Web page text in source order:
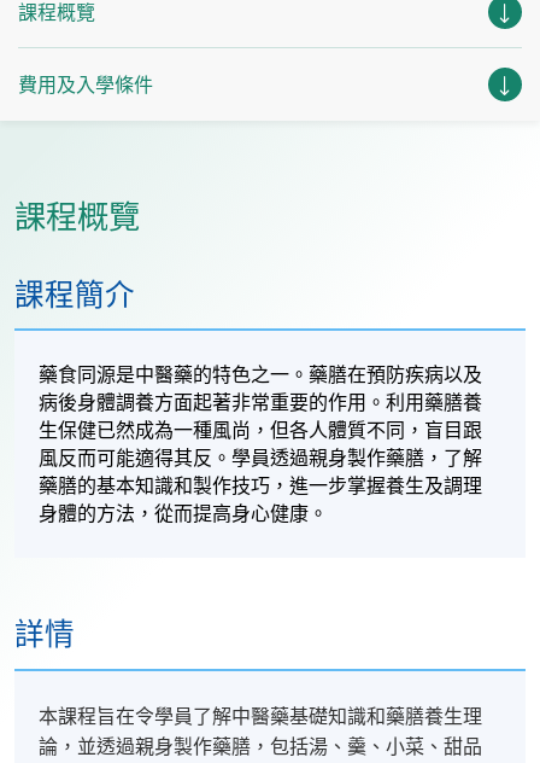
課程概覽
費用及入學條件
課程概覽
課程簡介
藥食同源是中醫藥的特色之一。藥膳在預防疾病以及
病後身體調養方面起著非常重要的作用。利用藥膳養
生保健已然成為一種風尚，但各人體質不同，盲目跟
風反而可能適得其反。學員透過親身製作藥膳，了解
藥膳的基本知識和製作技巧，進一步掌握養生及調理
身體的方法，從而提高身心健康。
詳情
本課程旨在令學員了解中醫藥基礎知識和藥膳養生理
論，並透過親身製作藥膳，包括湯、羹、小菜、甜品